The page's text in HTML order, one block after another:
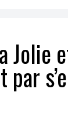
Jolie